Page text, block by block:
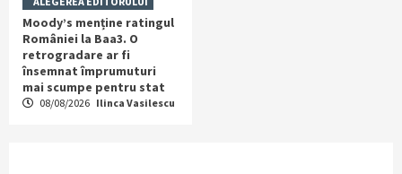
Moody’s menține ratingul
României la Baa3. O
retrogradare ar fi
însemnat împrumuturi
mai scumpe pentru stat
08/08/2026 Ilinca Vasilescu